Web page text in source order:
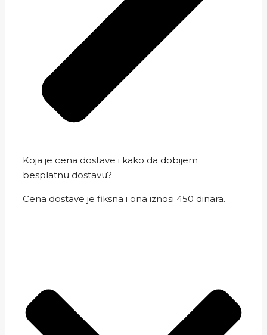
Koja je cena dostave i kako da dobijem
besplatnu dostavu?
Cena dostave je fiksna i ona iznosi 450 dinara.